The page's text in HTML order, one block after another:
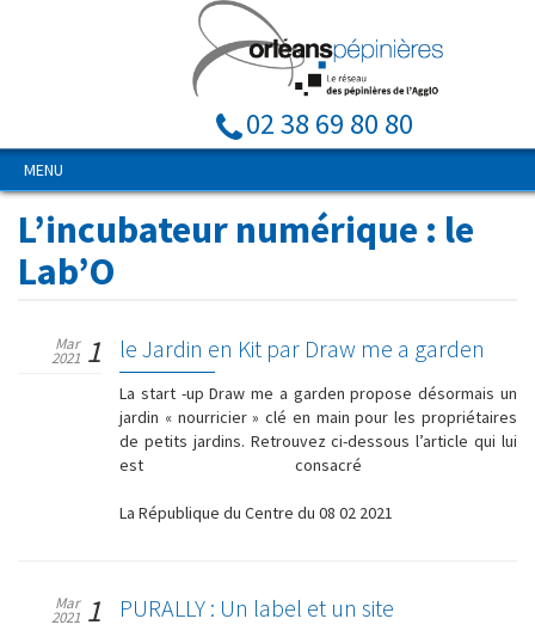
02 38 69 80 80
MENU
L’incubateur numérique : le
Lab’O
le Jardin en Kit par Draw me a garden
Mar
2021 1
La start -up Draw me a garden propose désormais un
jardin « nourricier » clé en main pour les propriétaires
de petits jardins. Retrouvez ci-dessous l’article qui lui
est consacré
La République du Centre du 08 02 2021
PURALLY : Un label et un site
Mar
2021 1